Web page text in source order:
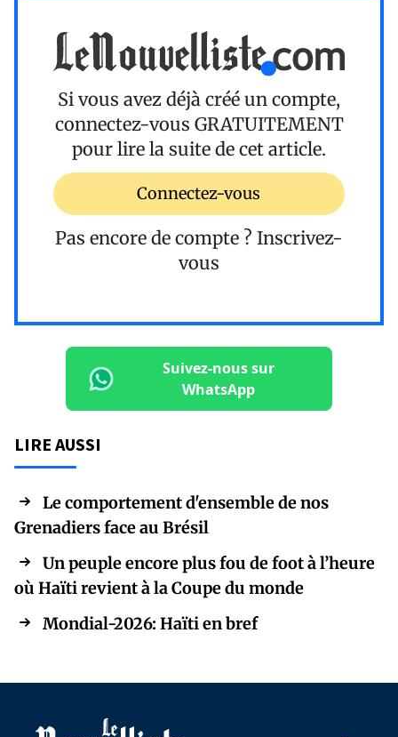
Si vous avez déjà créé un compte,
connectez-vous GRATUITEMENT
pour lire la suite de cet article.
Connectez-vous
Pas encore de compte ? Inscrivez-
vous
Suivez-nous sur
WhatsApp
LIRE AUSSI
Le comportement d'ensemble de nos
Grenadiers face au Brésil
Un peuple encore plus fou de foot à l’heure
où Haïti revient à la Coupe du monde
Mondial-2026: Haïti en bref